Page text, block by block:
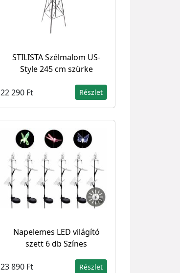
STILISTA Szélmalom US-
Style 245 cm szürke
22 290 Ft Részlet
Napelemes LED világító
szett 6 db Színes
23 890 Ft Részlet